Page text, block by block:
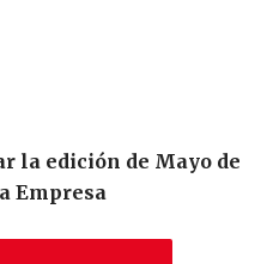
la edición de Mayo de
Empresa